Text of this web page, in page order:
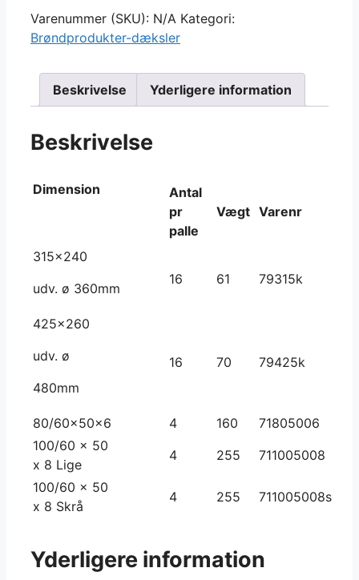
betonringe
antal
Varenummer (SKU): N/A Kategori:
Brøndprodukter-dæksler
Beskrivelse Yderligere information
Beskrivelse
Dimension
Antal
pr
palle
Vægt Varenr
315×240
udv. ø 360mm
16 61 79315k
425×260
udv. ø
480mm
16 70 79425k
80/60x50x6 4 160
71805006
100/60 x 50
x 8 Lige
4 255
711005008
100/60 x 50
x 8 Skrå
4 255 711005008s
Yderligere information